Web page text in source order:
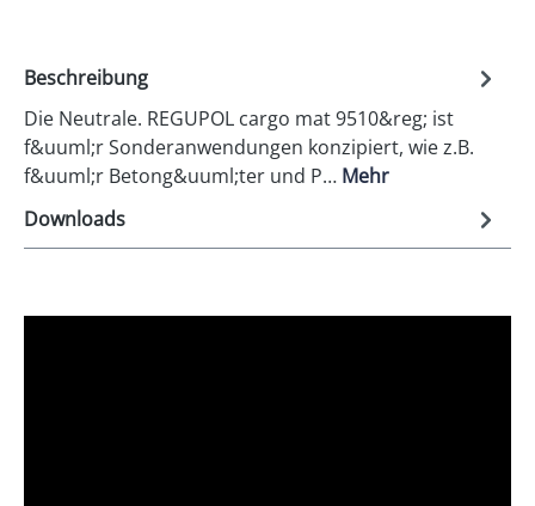
Beschreibung
Die Neutrale. REGUPOL cargo mat 9510&reg; ist
f&uuml;r Sonderanwendungen konzipiert, wie z.B.
f&uuml;r Betong&uuml;ter und P… Mehr
Downloads